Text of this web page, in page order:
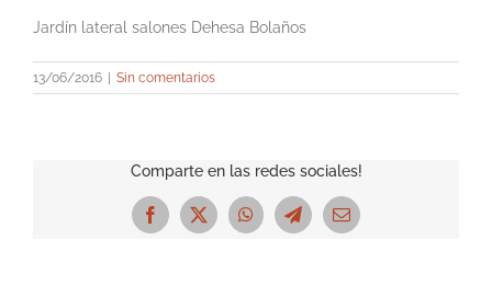
Jardín lateral salones Dehesa Bolaños
13/06/2016 Sin comentarios
Comparte en las redes sociales!
Facebook
X WhatsAppTelegramCorreo